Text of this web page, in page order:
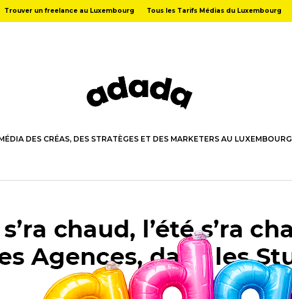
Trouver un freelance au Luxembourg Tous les Tarifs Médias du Luxembourg
DES CRÉAS, DES STRATÈGES ET DES MARKETERS AU LUXEMBOURG